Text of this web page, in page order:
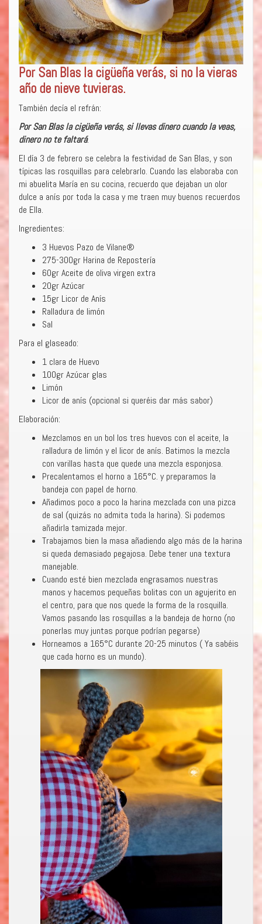
Por San Blas la cigüeña verás, si no la vieras
año de nieve tuvieras.
También decía el refrán:
Por San Blas la cigüeña verás, si llevas dinero cuando la veas,
dinero no te faltará.
El día 3 de febrero se celebra la festividad de San Blas, y son
típicas las rosquillas para celebrarlo. Cuando las elaboraba con
mi abuelita María en su cocina, recuerdo que dejaban un olor
dulce a anís por toda la casa y me traen muy buenos recuerdos
de Ella.
Ingredientes:
3 Huevos Pazo de Vilane®
275-300gr Harina de Repostería
60gr Aceite de oliva virgen extra
20gr Azúcar
15gr Licor de Anís
Ralladura de limón
Sal
Para el glaseado:
1 clara de Huevo
100gr Azúcar glas
Limón
Licor de anís (opcional si queréis dar más sabor)
Elaboración:
Mezclamos en un bol los tres huevos con el aceite, la
ralladura de limón y el licor de anís. Batimos la mezcla
con varillas hasta que quede una mezcla esponjosa.
Precalentamos el horno a 165°C. y preparamos la
bandeja con papel de horno.
Añadimos poco a poco la harina mezclada con una pizca
de sal (quizás no admita toda la harina). Si podemos
añadirla tamizada mejor.
Trabajamos bien la masa añadiendo algo más de la harina
si queda demasiado pegajosa. Debe tener una textura
manejable.
Cuando esté bien mezclada engrasamos nuestras
manos y hacemos pequeñas bolitas con un agujerito en
el centro, para que nos quede la forma de la rosquilla.
Vamos pasando las rosquillas a la bandeja de horno (no
ponerlas muy juntas porque podrían pegarse)
Horneamos a 165°C durante 20-25 minutos ( Ya sabéis
que cada horno es un mundo).